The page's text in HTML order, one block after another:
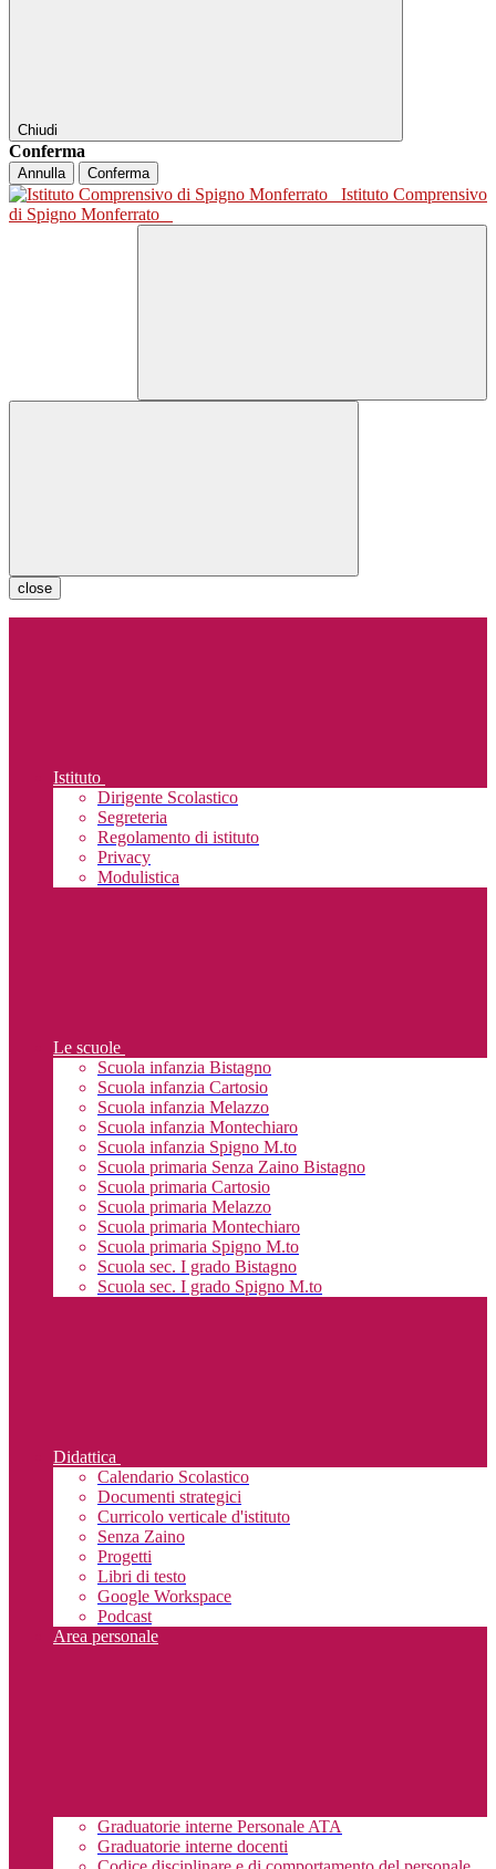
Chiudi
Conferma
Annulla Conferma
Istituto Comprensivo
di Spigno Monferrato
close
Istituto
Dirigente Scolastico
Segreteria
Regolamento di istituto
Privacy
Modulistica
Le scuole
Scuola infanzia Bistagno
Scuola infanzia Cartosio
Scuola infanzia Melazzo
Scuola infanzia Montechiaro
Scuola infanzia Spigno M.to
Scuola primaria Senza Zaino Bistagno
Scuola primaria Cartosio
Scuola primaria Melazzo
Scuola primaria Montechiaro
Scuola primaria Spigno M.to
Scuola sec. I grado Bistagno
Scuola sec. I grado Spigno M.to
Didattica
Calendario Scolastico
Documenti strategici
Curricolo verticale d'istituto
Senza Zaino
Progetti
Libri di testo
Google Workspace
Podcast
Area personale
Graduatorie interne Personale ATA
Graduatorie interne docenti